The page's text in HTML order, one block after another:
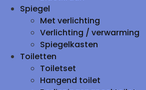
Spiegel
Met verlichting
Verlichting / verwarming
Spiegelkasten
Toiletten
Toiletset
Hangend toilet